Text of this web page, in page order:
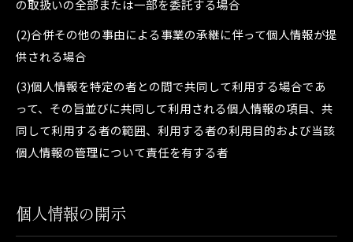
の取扱いの全部または一部を委託する場合
(2)合併その他の事由による事業の承継に伴って個人情報が提
供される場合
(3)個人情報を特定の者との間で共同して利用する場合であ
って、その旨並びに共同して利用される個人情報の項目、共
同して利用する者の範囲、利用する者の利用目的および当該
個人情報の管理について責任を有する者
個人情報の開示